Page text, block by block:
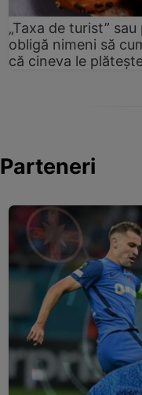
„Taxa de turist”
obligă nimeni să
că cineva le
Parteneri